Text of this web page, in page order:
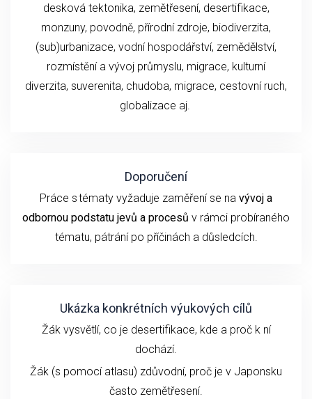
desková tektonika, zemětřesení, desertifikace,
monzuny, povodně, přírodní zdroje, biodiverzita,
(sub)urbanizace, vodní hospodářství, zemědělství,
rozmístění a vývoj průmyslu, migrace, kulturní
diverzita, suverenita, chudoba, migrace, cestovní ruch,
globalizace aj.
Doporučení
Práce s tématy vyžaduje zaměření se na vývoj a
odbornou podstatu jevů a procesů v rámci probíraného
tématu, pátrání po příčinách a důsledcích.
Ukázka konkrétních výukových cílů
Žák vysvětlí, co je desertifikace, kde a proč k ní
dochází.
Žák (s pomocí atlasu) zdůvodní, proč je v Japonsku
často zemětřesení.